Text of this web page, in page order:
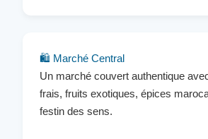
🛍️ Marché Central
Un marché couvert authentique
frais, fruits exotiques, épices
festin des sens.